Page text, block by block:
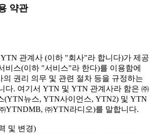
약관
관계사 (이하 "회사"라 합니다)가 제공
비스(이하 "서비스"라 한다)를 이용함에
의 권리 의무 및 관련 절차 등을 규정하는
다. 여기서 YTN 및 YTN 관계사라 함은 ㈜
(YTN뉴스, YTN사이언스, YTN2) 및 YTN
YTNDMB, ㈜YTN라디오)를 말합니다.
및 변경)